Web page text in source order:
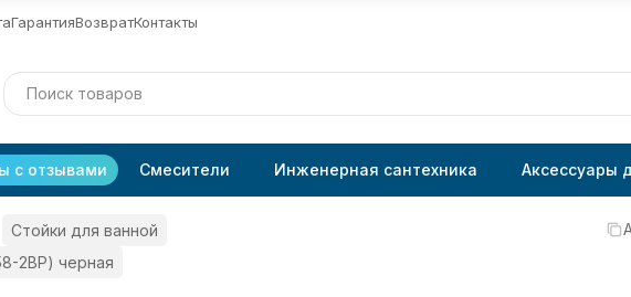
ГарантияВозвратКонтакты
с отзывами Смесители Инженерная сантехника Аксессуары
Стойки для ванной
2BP) черная